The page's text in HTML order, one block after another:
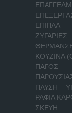
ΕΠΙΠΛΑ
ΖΥΓΑΡΙΕΣ
ΚΟΥΖΙΝΑ
ΠΑΓΟΣ
ΠΛΥΣΗ –
ΡΑΦΙΑ
ΣΚΕΥΗ